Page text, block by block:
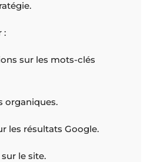
:
sur les mots-clés
organiques.
les résultats Google.
le site.